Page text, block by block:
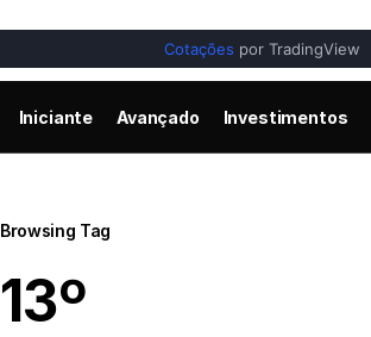
Cotações por TradingView
Iniciante Avançado Investimentos
Browsing Tag
13º